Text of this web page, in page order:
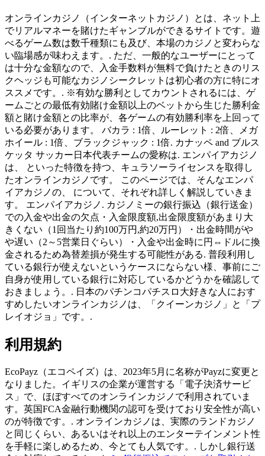
オンラインカジノ（インターネットカジノ）とは、ネット上
でリアルマネーを賭けたギャンブルができるサイトです。遊
べるゲーム数は数千種類にも及び、本場のカジノと変わらな
い臨場感が味わえます。. ただ、一般的なユーザーにとって
は十分な金額なので、入金手数料が無料で負けたときのリス
クヘッジも可能なカジノシークレットは初心者の方に特にオ
ススメです。. ※有効な勝利としてカウントされるには、ゲ
ームごとの最低有効賭け金額以上のベットから生じた勝利金
額と賭け金額との比率が、各ゲームの有効勝利率を上回って
いる必要があります。 バカラ : 1倍、ルーレット : 2倍、メガ
ホイール : 1倍、ブラックジャック : 1倍. カナッペ and ブルス
ケッタ サッカー日本代表チームの愛称は. エンパイアカジノ
は、 といった特徴を持つ、キュラソーライセンスを取得し
たオンラインカジノです。 このページでは、そんなエンパ
イアカジノの、 について、それぞれ詳しく解説していきま
す。 エンパイアカジノ. カジノミーの銀行振込（銀行送金）
での入金や出金の欠点・入金限度額,出金限度額があまり大
きくない（1回当たり約100万円,約20万円）・出金時間がや
や遅い（2～5営業日ぐらい）・入金や出金時に円⇔ドルに換
金されるため為替差損が発生する可能性がある. 普段利用し
ている銀行が使えないというケースにならない様、事前にご
自身が使用している銀行に対応しているかどうかを確認して
おきましょう。. 日本のパチンコパチスロ大好きな人におす
すめしたいオンラインカジノは、「クイーンカジノ」と「プ
レイオジョ」です。.
利用規約
EcoPayz（エコペイズ）は、2023年5月に名称がPayzに変更と
なりました。イギリスの企業が運営する「電子決済サービ
ス」で、ほぼすべてのオンラインカジノで利用されていま
す。英国FCA金融行動機関の認可を受けており安全性が高い
のが特徴です。. オンラインカジノは、実際のランドカジノ
と同じくらい、あるいはそれ以上のエンターテインメント性
を手軽に楽しめるため、今とても人気です。. しかし銀行送